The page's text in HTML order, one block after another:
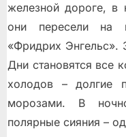
железной дороге, в
они пересели на
«Фридрих Энгельс».
Дни становятся все
холодов – долгие
морозами. В
полярные сияния –